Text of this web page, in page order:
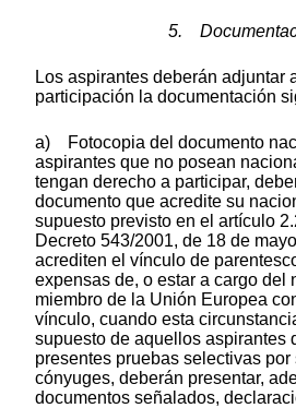
5.
Los aspirantes deberán adjuntar
participación la documentación
a) Fotocopia del documento
aspirantes que no posean
tengan derecho a participar,
documento que acredite su
supuesto previsto en el artículo
Decreto 543/2001, de 18 de
acrediten el vínculo de
expensas de, o estar a cargo del
miembro de la Unión Europea
vínculo, cuando esta
supuesto de aquellos aspirantes
presentes pruebas selectivas
cónyuges, deberán presentar,
documentos señalados,